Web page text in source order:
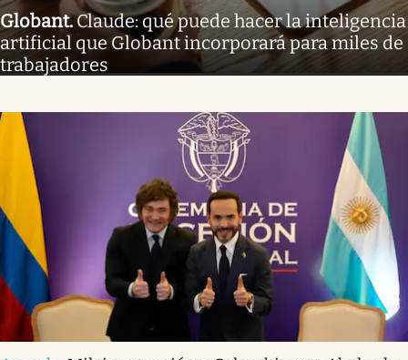
Globant.Claude: qué puede hacer la inteligencia
artificial que Globant incorporará para miles de
trabajadores